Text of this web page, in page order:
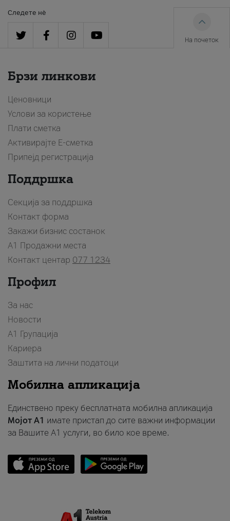
Следете нè
На почеток
Брзи линкови
Ценовници
Услови за користење
Плати сметка
Активирајте Е-сметка
Припејд регистрација
Поддршка
Секција за поддршка
Контакт форма
Закажи бизнис состанок
A1 Продажни места
Контакт центар 077 1234
Профил
За нас
Новости
А1 Групација
Кариера
Заштита на лични податоци
Мобилна апликација
Единствено преку бесплатната мобилна апликација
Мојот A1 имате пристап до сите важни информации
за Вашите A1 услуги, во било кое време.